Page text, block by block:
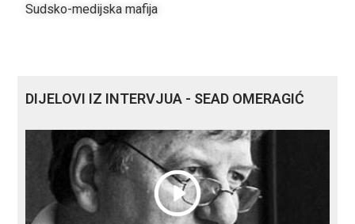
Sudsko-medijska mafija
DIJELOVI IZ INTERVJUA - SEAD OMERAGIĆ